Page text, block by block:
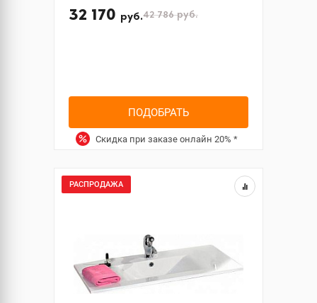
32 170 руб.42 786руб.
ПОДОБРАТЬ
Скидка при заказе онлайн 20% *
РАСПРОДАЖА